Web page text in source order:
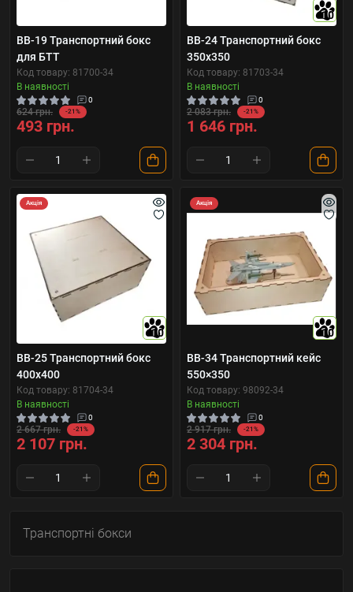
BB-19 Транспортний бокс
для БТТ
Код товару: 81700-34
В наявності
0
624 грн. -21%
493 грн.
10
BB-24 Транспортний бокс
350x350
Код товару: 81703-34
В наявності
0
2 083 грн. -21%
1 646 грн.
Акція
10
BB-25 Транспортний бокс
400x400
Код товару: 81704-34
В наявності
0
2 667 грн. -21%
2 107 грн.
Акція
10
BB-34 Транспортний кейс
550×350
Код товару: 98092-34
В наявності
0
2 917 грн. -21%
2 304 грн.
Транспортні бокси